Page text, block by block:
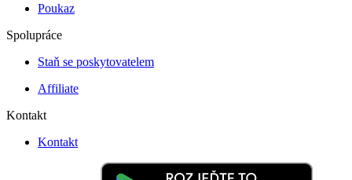
Poukaz
Spolupráce
Staň se poskytovatelem
Affiliate
Kontakt
Kontakt